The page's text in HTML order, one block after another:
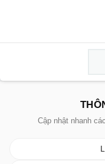
Cập nhật nhanh